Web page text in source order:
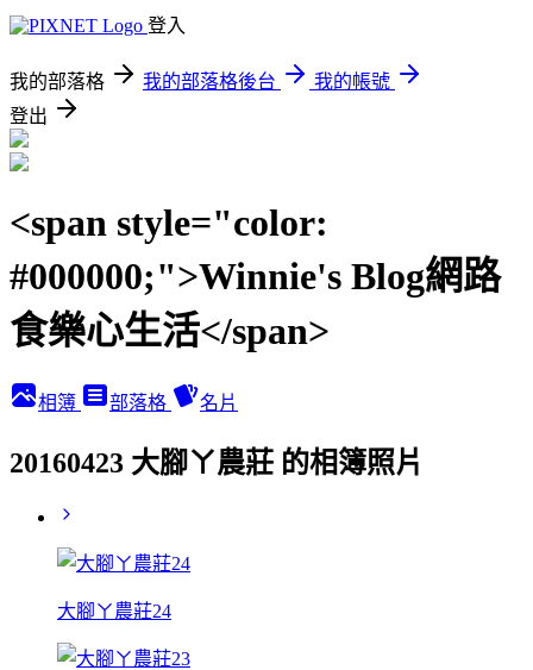
登入
我的部落格 我的部落格後台
我的帳號
登出
<span style="color:
#000000;">Winnie's Blog網路
食樂心生活</span>
相簿 部落格 名片
20160423 大腳ㄚ農莊 的相簿照片
大腳ㄚ農莊24